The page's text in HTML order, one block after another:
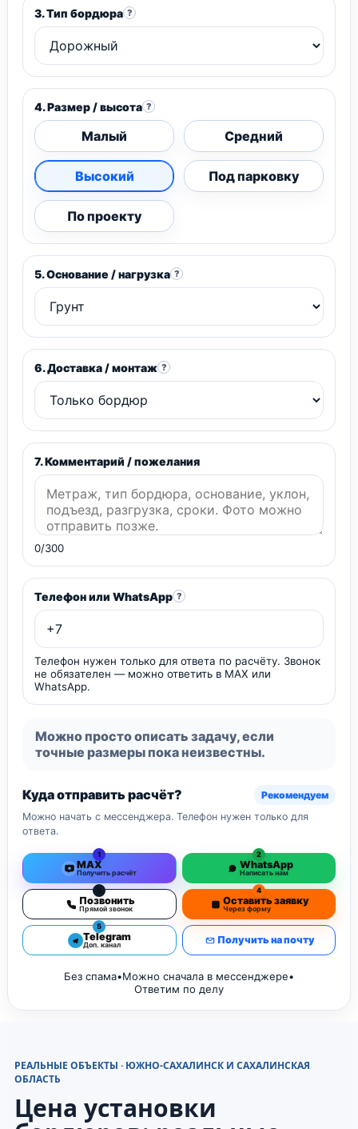
3. Тип бордюра ?
4. Размер / высота ?
Малый Средний
Высокий Под парковку
По проекту
5. Основание / нагрузка ?
6. Доставка / монтаж ?
7. Комментарий / пожелания
0/300
Телефон или WhatsApp ?
Телефон нужен только для ответа по расчёту. Звонок
не обязателен — можно ответить в MAX или
WhatsApp.
Можно просто описать задачу, если
точные размеры пока неизвестны.
Куда отправить расчёт?
Рекомендуем
Можно начать с мессенджера. Телефон нужен только для
ответа.
1
MAX
Получить расчёт
2
WhatsApp
Написать нам
3
Позвонить
Прямой звонок
4
Оставить заявку
Через форму
5
Telegram
Доп. канал Получить на почту
Без спама•Можно сначала в мессенджере•
Ответим по делу
РЕАЛЬНЫЕ ОБЪЕКТЫ · ЮЖНО-САХАЛИНСК И САХАЛИНСКАЯ
ОБЛАСТЬ
Цена установки